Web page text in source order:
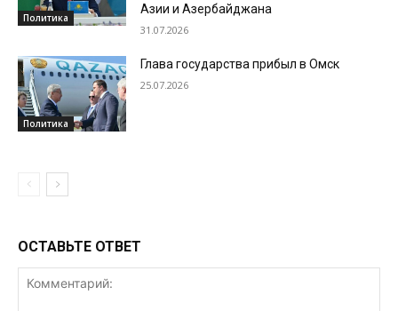
Политика
Азии и Азербайджана
31.07.2026
Политика
Глава государства прибыл в Омск
25.07.2026
ОСТАВЬТЕ ОТВЕТ